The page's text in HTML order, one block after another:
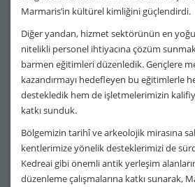
Marmaris’in kültürel kimliğini güçlendirdi.
Diğer yandan, hizmet sektörünün en
nitelikli personel ihtiyacına çözüm
barmen eğitimleri düzenledik. Gençlere
kazandırmayı hedefleyen bu eğitimlerle
destekledik hem de işletmelerimizin
katkı sunduk.
Bölgemizin tarihî ve arkeolojik mirasına
kentlerimize yönelik desteklerimizi de
Kedreai gibi önemli antik yerleşim
düzenleme çalışmalarına katkı sunarak,